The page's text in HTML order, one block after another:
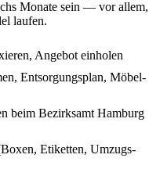
Monate sein — vor allem,
laufen.
Angebot einholen
Entsorgungs­plan, Möbel­
beim Bezirks­amt Hamburg
Etiketten, Umzugs­